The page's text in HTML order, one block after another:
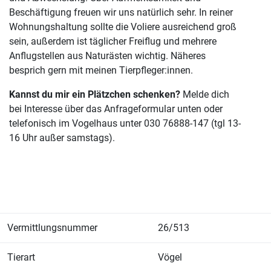
Beschäftigung freuen wir uns natürlich sehr. In reiner
Wohnungshaltung sollte die Voliere ausreichend groß
sein, außerdem ist täglicher Freiflug und mehrere
Anflugstellen aus Naturästen wichtig. Näheres
besprich gern mit meinen Tierpfleger:innen.
Kannst du mir ein Plätzchen schenken? Melde dich
bei Interesse über das Anfrageformular unten oder
telefonisch im Vogelhaus unter 030 76888-147 (tgl 13-
16 Uhr außer samstags).
Vermittlungsnummer 26/513
Tierart Vögel